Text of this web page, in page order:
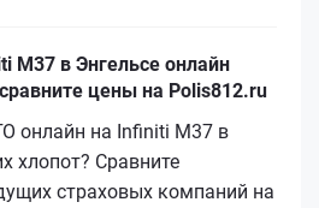
M37 в Энгельсе онлайн
цены на Polis812.ru
онлайн на Infiniti M37 в
хлопот? Сравните
страховых компаний на